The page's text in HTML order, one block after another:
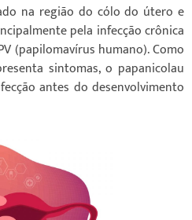
na região do cólo do útero e
pela infecção crônica
(papilomavírus humano). Como
sintomas, o papanicolau
antes do desenvolvimento